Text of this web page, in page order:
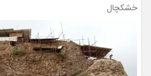
خشکچال